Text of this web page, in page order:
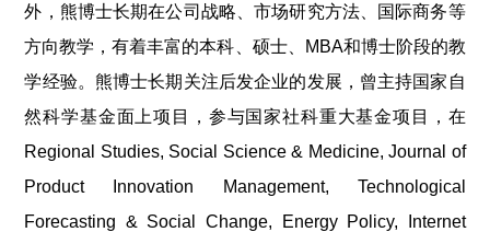
外，熊博士长期在公司战略、市场研究方法、国际商务等
方向教学，有着丰富的本科、硕士、MBA和博士阶段的教
学经验。熊博士长期关注后发企业的发展，曾主持国家自
然科学基金面上项目，参与国家社科重大基金项目，在
Regional Studies, Social Science & Medicine, Journal of
Product Innovation Management, Technological
Forecasting & Social Change, Energy Policy, Internet